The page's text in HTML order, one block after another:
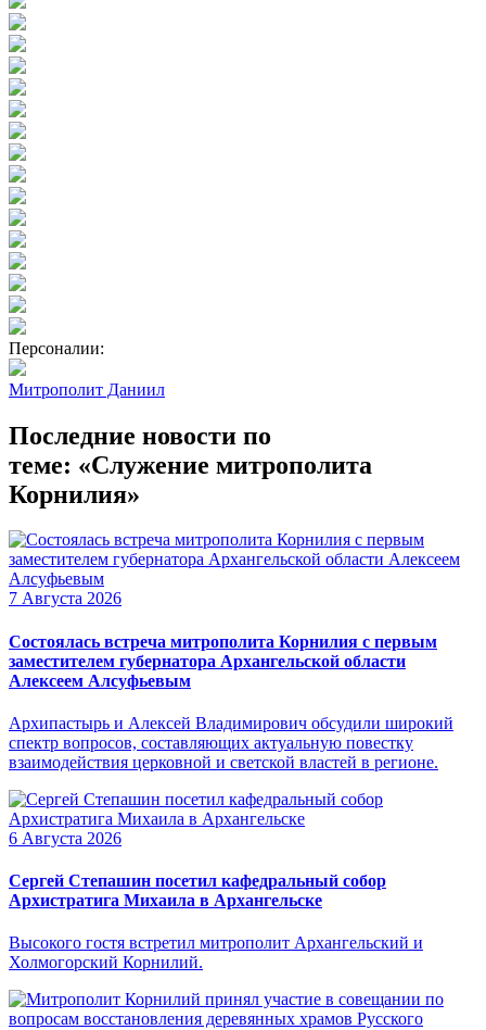
Персоналии:
Митрополит Даниил
Последние новости по
теме: «Служение митрополита
Корнилия»
7 Августа 2026
Состоялась встреча митрополита Корнилия с первым
заместителем губернатора Архангельской области
Алексеем Алсуфьевым
Архипастырь и Алексей Владимирович обсудили широкий
спектр вопросов, составляющих актуальную повестку
взаимодействия церковной и светской властей в регионе.
6 Августа 2026
Сергей Степашин посетил кафедральный собор
Архистратига Михаила в Архангельске
Высокого гостя встретил митрополит Архангельский и
Холмогорский Корнилий.